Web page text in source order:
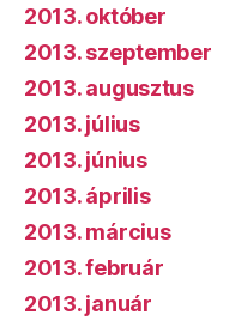
2013. október
2013. szeptember
2013. augusztus
2013. július
2013. június
2013. április
2013. március
2013. február
2013. január